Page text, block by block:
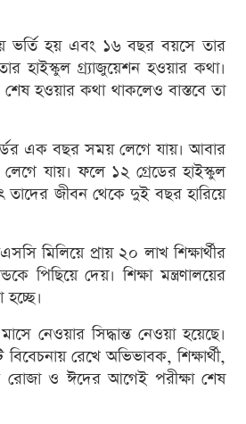
ভর্তি হয় এবং ১৬ বছর বয়সে তার
হাইস্কুল গ্র্যাজুয়েশন হওয়ার কথা।
হওয়ার কথা থাকলেও বাস্তবে তা
এক বছর সময় লেগে যায়। আবার
যায়। ফলে ১২ গ্রেডের হাইস্কুল
তাদের জীবন থেকে দুই বছর হারিয়ে
মিলিয়ে প্রায় ২০ লাখ শিক্ষার্থীর
পিছিয়ে দেয়। শিক্ষা মন্ত্রণালয়ের
নেওয়ার সিদ্ধান্ত নেওয়া হয়েছে।
রেখে অভিভাবক, শিক্ষার্থী,
রোজা ও ঈদের আগেই পরীক্ষা শেষ